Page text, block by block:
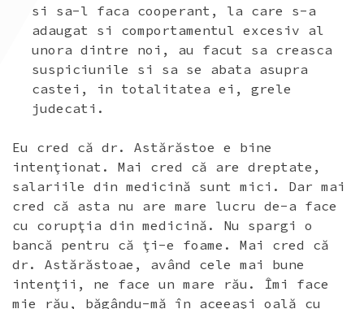
si sa-l faca cooperant, la care s-a
adaugat si comportamentul excesiv al
unora dintre noi, au facut sa creasca
suspiciunile si sa se abata asupra
castei, in totalitatea ei, grele
judecati.
Eu cred că dr. Astărăstoe e bine
intenţionat. Mai cred că are dreptate,
salariile din medicină sunt mici. Dar mai
cred că asta nu are mare lucru de-a face
cu corupţia din medicină. Nu spargi o
bancă pentru că ţi-e foame. Mai cred că
dr. Astărăstoae, având cele mai bune
intenţii, ne face un mare rău. Îmi face
mie rău, băgându-mă în aceeaşi oală cu